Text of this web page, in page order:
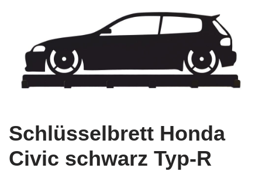
Schlüsselbrett Honda
Civic schwarz Typ-R